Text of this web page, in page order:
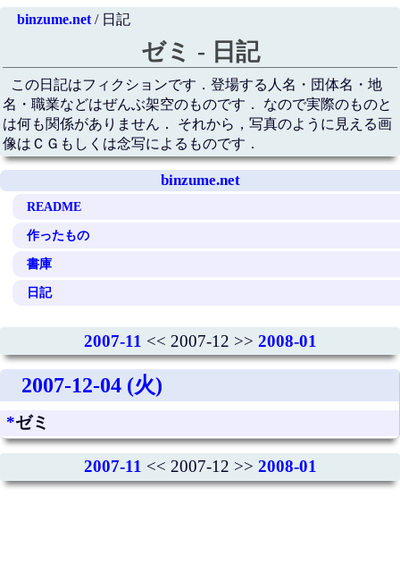
binzume.net/ 日記
ゼミ - 日記
この日記はフィクションです．登場する人名・団体名・地
名・職業などはぜんぶ架空のものです． なので実際のものと
は何も関係がありません． それから，写真のように見える画
像はＣＧもしくは念写によるものです．
binzume.net
README
作ったもの
書庫
日記
2007-11 << 2007-12 >> 2008-01
2007-12-04 (火)
*ゼミ
2007-11 << 2007-12 >> 2008-01